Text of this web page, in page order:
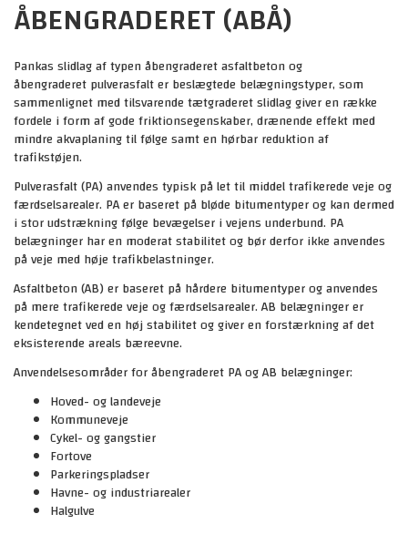
ÅBENGRADERET (ABÅ)
Pankas slidlag af typen åbengraderet asfaltbeton og
åbengraderetpulverasfalter beslægtede belægningstyper, som
sammenlignet med tilsvarende tætgraderet slidlag giver en række
fordele i form af gode friktionsegenskaber, drænende effekt med
mindre akvaplaning til følge samt en hørbar reduktion af
trafikstøjen.
Pulverasfalt (PA) anvendes typisk på let til middel trafikerede veje og
færdselsarealer. PA er baseret på bløde bitumentyper og kan dermed
i stor udstrækning følge bevægelser i vejens underbund. PA
belægninger har en moderat stabilitet og bør derfor ikke anvendes
på veje med høje trafikbelastninger.
Asfaltbeton (AB) er baseret på hårdere bitumentyper og anvendes
på mere trafikerede veje og færdselsarealer. AB belægninger er
kendetegnet ved en høj stabilitet og giver en forstærkning af det
eksisterende areals bæreevne.
Anvendelsesområder for åbengraderet PA og AB belægninger:
Hoved- og landeveje
Kommuneveje
Cykel- og gangstier
Fortove
Parkeringspladser
Havne- og industriarealer
Halgulve